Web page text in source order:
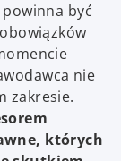
powinna być
nie
zakresie.
których